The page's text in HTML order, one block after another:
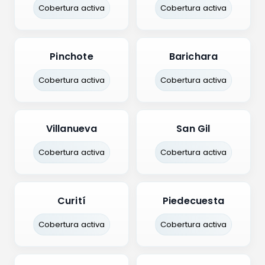
Cobertura activa Cobertura activa
Pinchote
Cobertura activa
Barichara
Cobertura activa
Villanueva
Cobertura activa
San Gil
Cobertura activa
Curití
Cobertura activa
Piedecuesta
Cobertura activa